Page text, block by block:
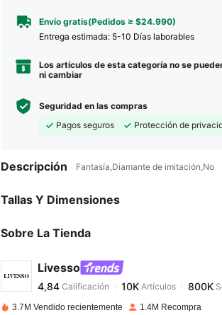
Envío gratis(Pedidos ≥ $24.990)
Entrega estimada: 5-10 Días laborables
Los artículos de esta categoría no se
ni cambiar
Seguridad en las compras
Pagos seguros
Protección de
Descripción Fantasía,Diamante de imitación,No
Tallas Y Dimensiones
Sobre La Tienda
Livesso
4,84
Calificación 10K
p***apagó Hace 1 día
3.7M Vendido recientemente 1.4M Recompra